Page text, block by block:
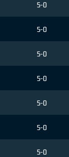
5-0
5-0
5-0
5-0
5-0
5-0
5-0